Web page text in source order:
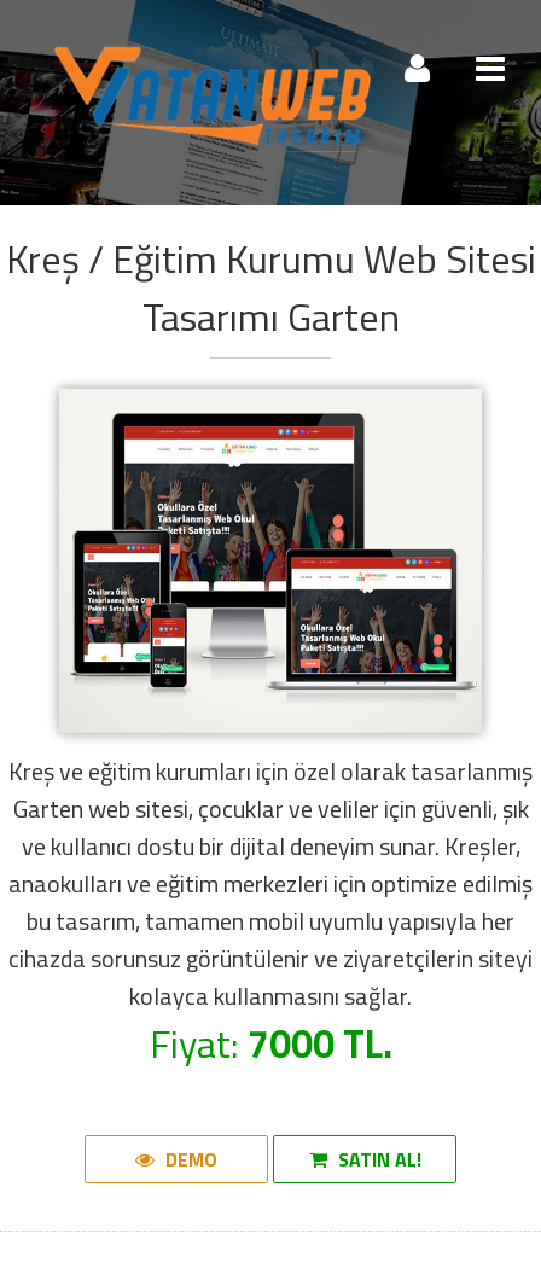
Kreş / Eğitim Kurumu Web Sitesi
Tasarımı Garten
Kreş ve eğitim kurumları için özel olarak tasarlanmış
Garten web sitesi, çocuklar ve veliler için güvenli, şık
ve kullanıcı dostu bir dijital deneyim sunar. Kreşler,
anaokulları ve eğitim merkezleri için optimize edilmiş
bu tasarım, tamamen mobil uyumlu yapısıyla her
cihazda sorunsuz görüntülenir ve ziyaretçilerin siteyi
kolayca kullanmasını sağlar.
Fiyat: 7000 TL.
DEMO SATIN AL!
Müşteri Paneli
Beni Hatırla Şifremi Unuttum!
Giriş Yap
Henüz Hesabınız Yok mu?
Hemen Hesap Oluştur!